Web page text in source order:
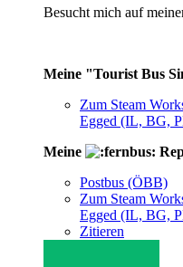
Besucht mich auf
Meine "Tourist Bus
Zum Steam
Egged (IL, BG,
Meine
Postbus (ÖBB)
Zum Steam
Egged (IL, BG,
Zitieren